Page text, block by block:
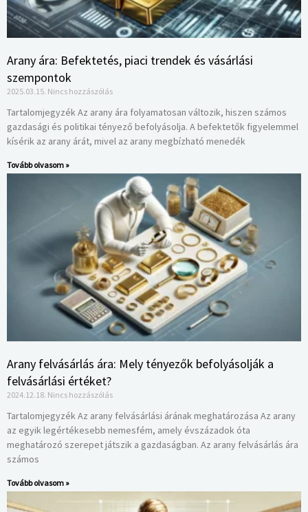
Arany ára: Befektetés, piaci trendek és vásárlási
szempontok
2025.03.15. Nincs hozzászólás
Tartalomjegyzék Az arany ára folyamatosan változik, hiszen számos
gazdasági és politikai tényező befolyásolja. A befektetők figyelemmel
kísérik az arany árát, mivel az arany megbízható menedék
Tovább olvasom »
Arany felvásárlás ára: Mely tényezők befolyásolják a
felvásárlási értéket?
2024.12.18. Nincs hozzászólás
Tartalomjegyzék Az arany felvásárlási árának meghatározása Az arany
az egyik legértékesebb nemesfém, amely évszázadok óta
meghatározó szerepet játszik a gazdaságban. Az arany felvásárlás ára
számos
Tovább olvasom »